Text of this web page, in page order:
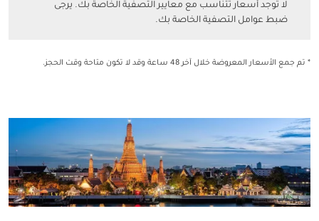
لا توجد أسعار تتناسب مع معايير التصفية الخاصة بك. يرجى
ضبط عوامل التصفية الخاصة بك.
* تم جمع الأسعار المعروضة خلال آخر 48 ساعة وقد لا تكون متاحة وقت الحجز.